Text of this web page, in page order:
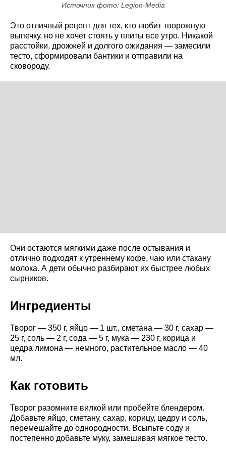
Источник фото: Legion-Media
Это отличный рецепт для тех, кто любит творожную
выпечку, но не хочет стоять у плиты все утро. Никакой
расстойки, дрожжей и долгого ожидания — замесили
тесто, сформировали бантики и отправили на
сковороду.
Они остаются мягкими даже после остывания и
отлично подходят к утреннему кофе, чаю или стакану
молока. А дети обычно разбирают их быстрее любых
сырников.
Ингредиенты
Творог — 350 г, яйцо — 1 шт., сметана — 30 г, сахар —
25 г, соль — 2 г, сода — 5 г, мука — 230 г, корица и
цедра лимона — немного, растительное масло — 40
мл.
Как готовить
Творог разомните вилкой или пробейте блендером.
Добавьте яйцо, сметану, сахар, корицу, цедру и соль,
перемешайте до однородности. Всыпьте соду и
постепенно добавьте муку, замешивая мягкое тесто.